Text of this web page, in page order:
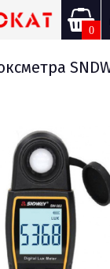
0